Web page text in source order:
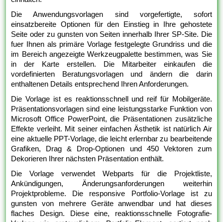
Die Anwendungsvorlagen sind vorgefertigte, sofort
einsatzbereite Optionen für den Einstieg in Ihre gehostete
Seite oder zu gunsten von Seiten innerhalb Ihrer SP-Site. Die
fuer Ihnen als primäre Vorlage festgelegte Grundriss und die
im Bereich angezeigte Werkzeugpalette bestimmen, was Sie
in der Karte erstellen. Die Mitarbeiter einkaufen die
vordefinierten Beratungsvorlagen und ändern die darin
enthaltenen Details entsprechend Ihren Anforderungen.
Die Vorlage ist es reaktionsschnell und reif für Mobilgeräte.
Präsentationsvorlagen sind eine leistungsstarke Funktion von
Microsoft Office PowerPoint, die Präsentationen zusätzliche
Effekte verleiht. Mit seiner einfachen Ästhetik ist natürlich Air
eine aktuelle PPT-Vorlage, die leicht erlernbar zu bearbeitende
Grafiken, Drag & Drop-Optionen und 450 Vektoren zum
Dekorieren Ihrer nächsten Präsentation enthält.
Die Vorlage verwendet Webparts für die Projektliste,
Ankündigungen, Änderungsanforderungen weiterhin
Projektprobleme. Die responsive Portfolio-Vorlage ist zu
gunsten von mehrere Geräte anwendbar und hat dieses
flaches Design. Diese eine, reaktionsschnelle Fotografie-